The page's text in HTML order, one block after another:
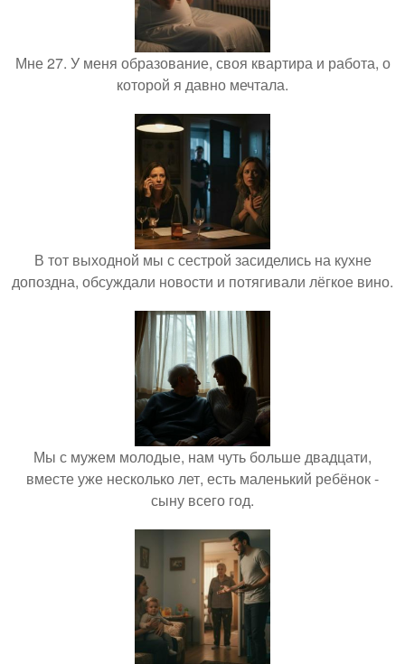
Мне 27. У меня образование, своя квартира и работа, о
которой я давно мечтала.
В тот выходной мы с сестрой засиделись на кухне
допоздна, обсуждали новости и потягивали лёгкое вино.
Мы с мужем молодые, нам чуть больше двадцати,
вместе уже несколько лет, есть маленький ребёнок -
сыну всего год.